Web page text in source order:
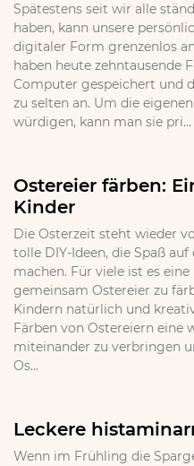
Spätestens seit wir alle
haben, kann unsere
digitaler Form grenzenlos
haben heute zehntausende
Computer gespeichert und
zu selten an. Um die
würdigen, kann man sie pri...
Ostereier färben:
Kinder
Die Osterzeit steht wieder
tolle DIY-Ideen, die Spaß
machen. Für viele ist es
gemeinsam Ostereier zu
Kindern natürlich und
Färben von Ostereiern eine
miteinander zu verbringen
Os...
Leckere
Wenn im Frühling die